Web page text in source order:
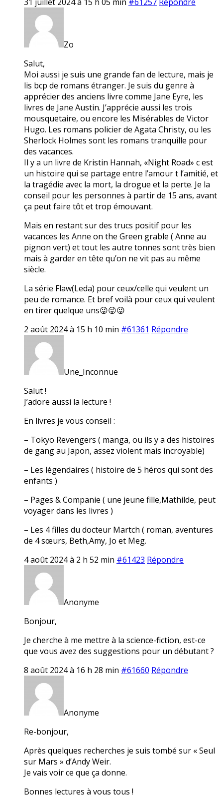
Zo
Salut,
Moi aussi je suis une grande fan de lecture, mais je
lis bcp de romans étranger. Je suis du genre à
apprécier des anciens livre comme Jane Eyre, les
livres de Jane Austin. J’apprécie aussi les trois
mousquetaire, ou encore les Misérables de Victor
Hugo. Les romans policier de Agata Christy, ou les
Sherlock Holmes sont les romans tranquille pour
des vacances.
Il y a un livre de Kristin Hannah, «Night Road» c est
un histoire qui se partage entre l’amour t l’amitié, et
la tragédie avec la mort, la drogue et la perte. Je la
conseil pour les personnes à partir de 15 ans, avant
ça peut faire tôt et trop émouvant.
Mais en restant sur des trucs positif pour les
vacances les Anne on the Green grable ( Anne au
pignon vert) et tout les autre tonnes sont très bien
mais à garder en tête qu’on ne vit pas au même
siècle.
La série Flaw(Leda) pour ceux/celle qui veulent un
peu de romance. Et bref voilà pour ceux qui veulent
en tirer quelque uns😜😜😜
2 août 2024 à 15 h 10 min #61361 Répondre
Une_Inconnue
Salut !
J’adore aussi la lecture !
En livres je vous conseil :
– Tokyo Revengers ( manga, ou ils y a des histoires
de gang au Japon, assez violent mais incroyable)
– Les légendaires ( histoire de 5 héros qui sont des
enfants )
– Pages & Companie ( une jeune fille,Mathilde, peut
voyager dans les livres )
– Les 4 filles du docteur Martch ( roman, aventures
de 4 sœurs, Beth,Amy, Jo et Meg.
4 août 2024 à 2 h 52 min #61423 Répondre
Anonyme
Bonjour,
Je cherche à me mettre à la science-fiction, est-ce
que vous avez des suggestions pour un débutant ?
8 août 2024 à 16 h 28 min #61660 Répondre
Anonyme
Re-bonjour,
Après quelques recherches je suis tombé sur « Seul
sur Mars » d’Andy Weir.
Je vais voir ce que ça donne.
Bonnes lectures à vous tous !